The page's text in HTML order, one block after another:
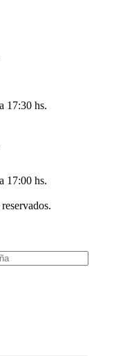
17:30 hs.
17:00 hs.